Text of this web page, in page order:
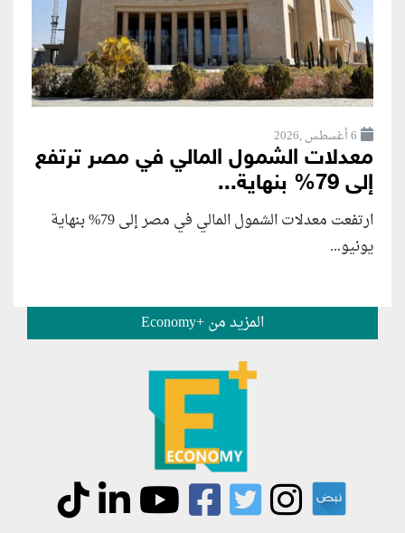
6 أغسطس ,2026
معدلات الشمول المالي في مصر ترتفع
إلى 79% بنهاية...
ارتفعت معدلات الشمول المالي في مصر إلى 79% بنهاية
يونيو...
المزيد من +Economy